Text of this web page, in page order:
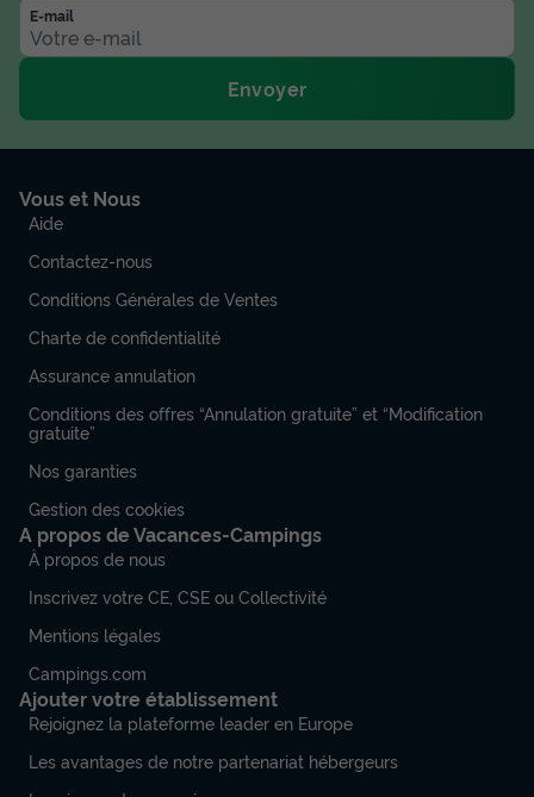
E-mail
Envoyer
Vous et Nous
Aide
Contactez-nous
Conditions Générales de Ventes
Charte de confidentialité
Assurance annulation
Conditions des offres “Annulation gratuite” et “Modification
gratuite”
Nos garanties
Gestion des cookies
A propos de Vacances-Campings
À propos de nous
Inscrivez votre CE, CSE ou Collectivité
Mentions légales
Campings.com
Ajouter votre établissement
Rejoignez la plateforme leader en Europe
Les avantages de notre partenariat hébergeurs